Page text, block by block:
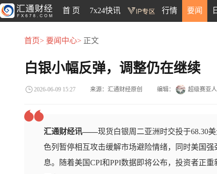
首 页 7x24快讯 行情 要闻
首页> 要闻中心> 正文
白银小幅反弹，调整仍在继续
2026-06-09 15:27 来源：汇通财经原创 编辑： 超级赛亚人
汇通财经讯——现货白银周二亚洲时交投于68.30
色列暂停相互攻击缓解市场避险情绪，同时美国
息。随着美国CPI和PPI数据即将公布，投资者正